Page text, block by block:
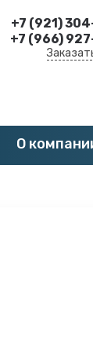
+7 (921)
+7 (966)
О